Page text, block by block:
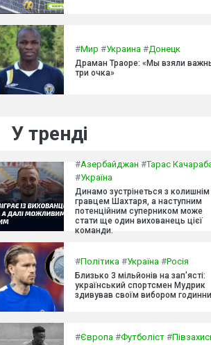
#Мир #Украина #Донецк
Драман Траоре: «Мы взяли
три очка»
У тренді
#Азербайджан #Тарас
#Україна
Динамо зустрінеться з колишнім
гравцем Шахтаря, а наступним
потенційним суперником може
стати ще один вихованець цієї
команди.
#Політика #Україна #Росія
Близько 3 мільйонів на зап'ясті:
український спортсмен Мудрик
здивував своїм вибором
#Європа #Футболіст #